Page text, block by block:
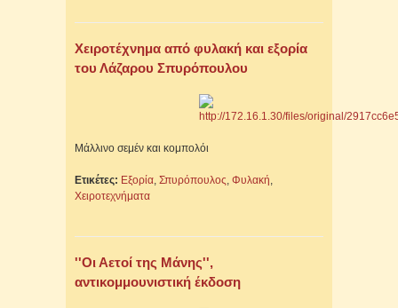
Χειροτέχνημα από φυλακή και εξορία
του Λάζαρου Σπυρόπουλου
Μάλλινο σεμέν και κομπολόι
Ετικέτες: Εξορία, Σπυρόπουλος, Φυλακή,
Χειροτεχνήματα
''Οι Αετοί της Μάνης'',
αντικομμουνιστική έκδοση